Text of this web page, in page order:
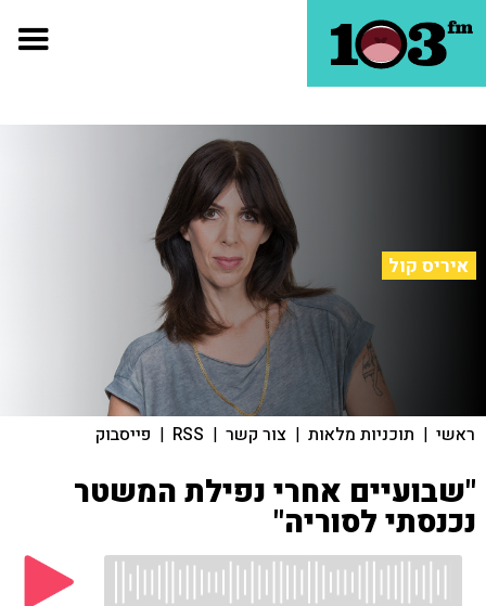
איריס קול
ראשי | תוכניות מלאות | צור קשר |
RSS
| פייסבוק
"שבועיים אחרי נפילת המשטר
נכנסתי לסוריה"